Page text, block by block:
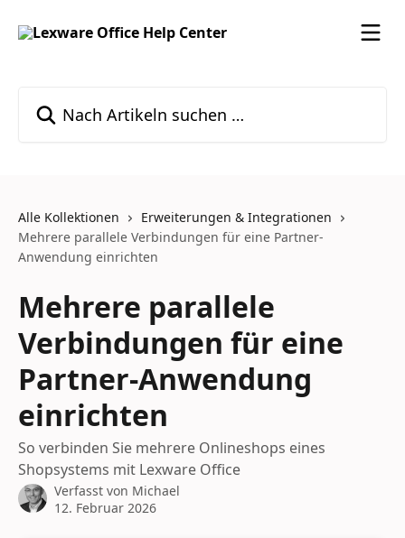
Alle Kollektionen
Erweiterungen & Integrationen
Mehrere parallele Verbindungen für eine Partner-
Anwendung einrichten
Mehrere parallele
Verbindungen für eine
Partner-Anwendung
einrichten
So verbinden Sie mehrere Onlineshops eines
Shopsystems mit Lexware Office
Verfasst von Michael
12. Februar 2026